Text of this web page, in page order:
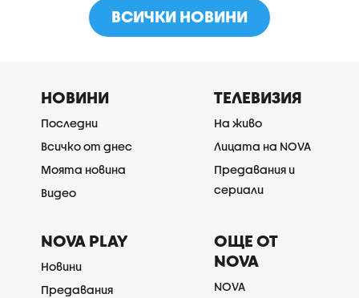
ВСИЧКИ НОВИНИ
НОВИНИ
Последни
Всичко от днес
Моята новина
Видео
ТЕЛЕВИЗИЯ
На живо
Лицата на NOVA
Предавания и
сериали
NOVA PLAY
Новини
Предавания
ОЩЕ ОТ
NOVA
NOVA